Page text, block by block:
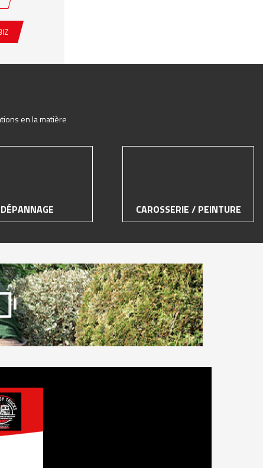
en la matière
DÉPANNAGE CAROSSERIE / PEINTURE